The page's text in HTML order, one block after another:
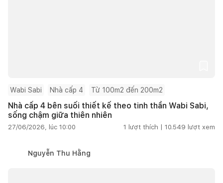
Wabi Sabi Nhà cấp 4 Từ 100m2 đến 200m2
Nhà cấp 4 bên suối thiết kế theo tinh thần Wabi Sabi,
sống chậm giữa thiên nhiên
27/06/2026, lúc 10:00 1 lượt thích | 10.549 lượt xem
Nguyễn Thu Hằng